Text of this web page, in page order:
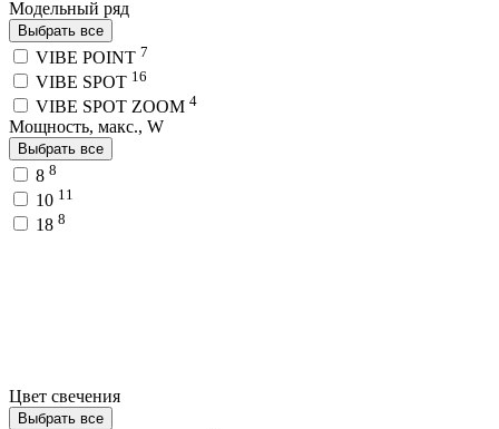
Модельный ряд
Выбрать все
VIBE POINT 7
VIBE SPOT 16
VIBE SPOT ZOOM 4
Мощность, макс., W
Выбрать все
8 8
10 11
18 8
Цвет свечения
Выбрать все